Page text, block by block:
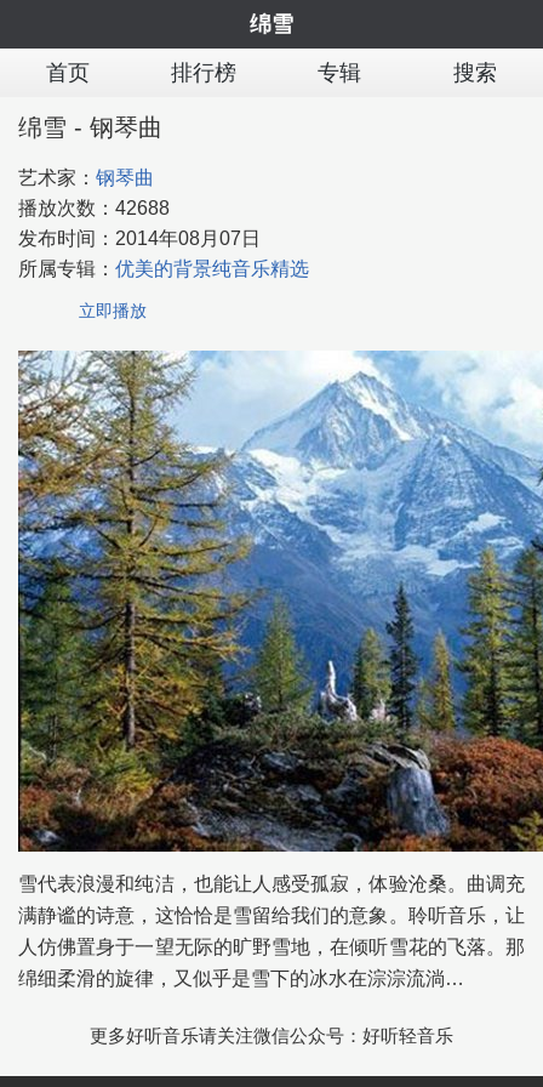
绵雪
首页
排行榜 专辑 搜索
绵雪 - 钢琴曲
艺术家： 钢琴曲
播放次数： 42688
发布时间： 2014年08月07日
所属专辑： 优美的背景纯音乐精选
立即播放
雪代表浪漫和纯洁，也能让人感受孤寂，体验沧桑。曲调充
满静谧的诗意，这恰恰是雪留给我们的意象。聆听音乐，让
人仿佛置身于一望无际的旷野雪地，在倾听雪花的飞落。那
绵细柔滑的旋律，又似乎是雪下的冰水在淙淙流淌…
更多好听音乐请关注微信公众号：好听轻音乐